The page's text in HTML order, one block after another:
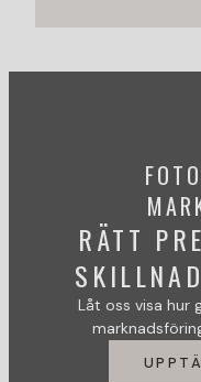
RÄTT
Låt oss visa hur